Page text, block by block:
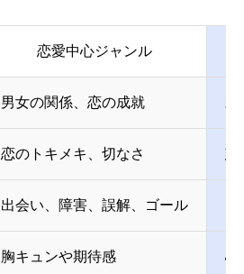
恋愛中心ジャンル
男女の関係、恋の成就
恋のトキメキ、切なさ 慈
出会い、障害、誤解、ゴール
胸キュンや期待感 心